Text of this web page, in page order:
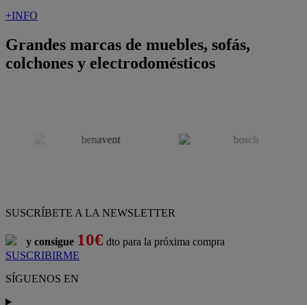
+INFO
Grandes marcas de muebles, sofás,
colchones y electrodomésticos
SUSCRÍBETE A LA NEWSLETTER
y consigue 10€ dto para la próxima compra
SUSCRIBIRME
SÍGUENOS EN